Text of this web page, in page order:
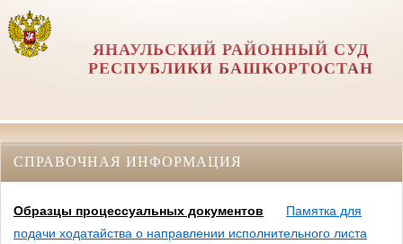
ЯНАУЛЬСКИЙ РАЙОННЫЙ СУД
РЕСПУБЛИКИ БАШКОРТОСТАН
СПРАВОЧНАЯ ИНФОРМАЦИЯ
Образцы процессуальных документов
Памятка для
подачи ходатайства о направлении исполнительного листа